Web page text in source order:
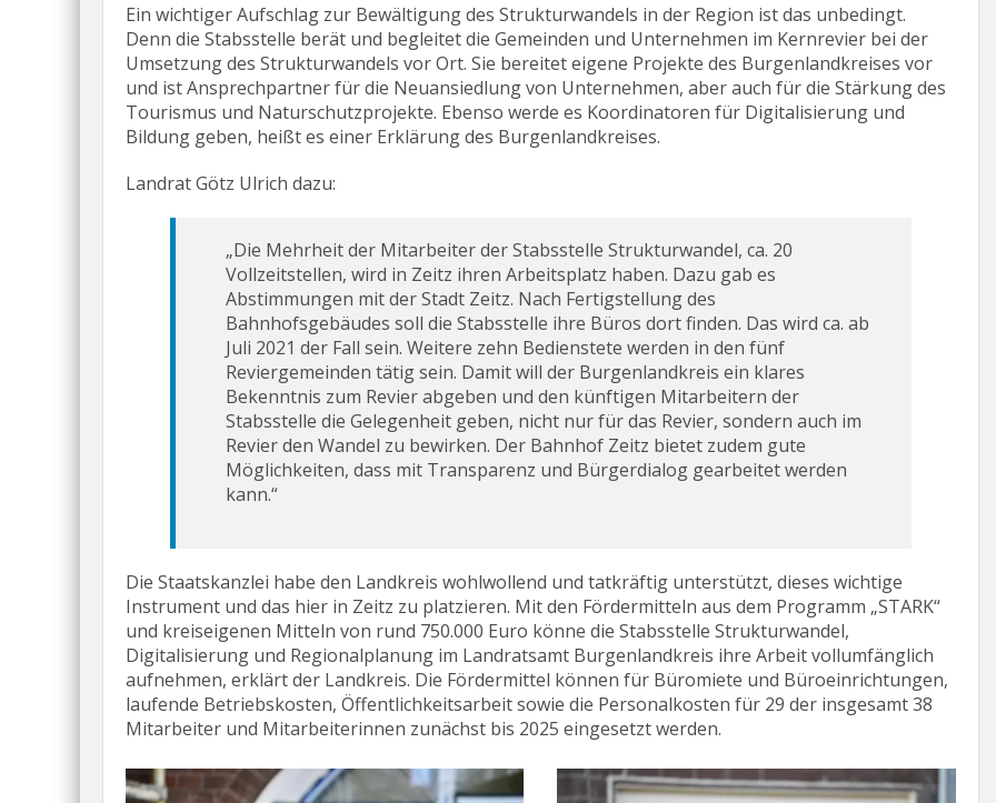
Ein wichtiger Aufschlag zur Bewältigung des Strukturwandels in der Region ist das unbedingt.
Denn die Stabsstelle berät und begleitet die Gemeinden und Unternehmen im Kernrevier bei der
Umsetzung des Strukturwandels vor Ort. Sie bereitet eigene Projekte des Burgenlandkreises vor
und ist Ansprechpartner für die Neuansiedlung von Unternehmen, aber auch für die Stärkung des
Tourismus und Naturschutzprojekte. Ebenso werde es Koordinatoren für Digitalisierung und
Bildung geben, heißt es einer Erklärung des Burgenlandkreises.
Landrat Götz Ulrich dazu:
„Die Mehrheit der Mitarbeiter der Stabsstelle Strukturwandel, ca. 20
Vollzeitstellen, wird in Zeitz ihren Arbeitsplatz haben. Dazu gab es
Abstimmungen mit der Stadt Zeitz. Nach Fertigstellung des
Bahnhofsgebäudes soll die Stabsstelle ihre Büros dort finden. Das wird ca. ab
Juli 2021 der Fall sein. Weitere zehn Bedienstete werden in den fünf
Reviergemeinden tätig sein. Damit will der Burgenlandkreis ein klares
Bekenntnis zum Revier abgeben und den künftigen Mitarbeitern der
Stabsstelle die Gelegenheit geben, nicht nur für das Revier, sondern auch im
Revier den Wandel zu bewirken. Der Bahnhof Zeitz bietet zudem gute
Möglichkeiten, dass mit Transparenz und Bürgerdialog gearbeitet werden
kann.“
Die Staatskanzlei habe den Landkreis wohlwollend und tatkräftig unterstützt, dieses wichtige
Instrument und das hier in Zeitz zu platzieren. Mit den Fördermitteln aus dem Programm „STARK“
und kreiseigenen Mitteln von rund 750.000 Euro könne die Stabsstelle Strukturwandel,
Digitalisierung und Regionalplanung im Landratsamt Burgenlandkreis ihre Arbeit vollumfänglich
aufnehmen, erklärt der Landkreis. Die Fördermittel können für Büromiete und Büroeinrichtungen,
laufende Betriebskosten, Öffentlichkeitsarbeit sowie die Personalkosten für 29 der insgesamt 38
Mitarbeiter und Mitarbeiterinnen zunächst bis 2025 eingesetzt werden.